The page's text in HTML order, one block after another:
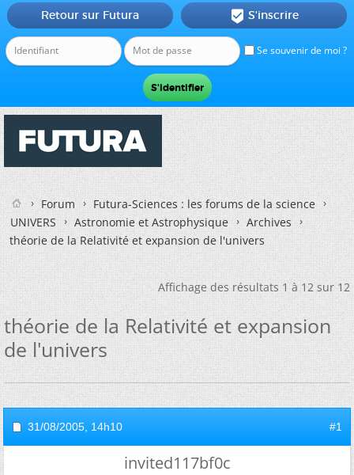
Se souvenir de moi ?
Retour sur Futura  S'inscrire
Forum
Futura-Sciences : les forums de la science
UNIVERS
Astronomie et Astrophysique
Archives
théorie de la Relativité et expansion de l'univers
Affichage des résultats 1 à 12 sur 12
théorie de la Relativité et expansion
de l'univers
31/08/2005, 14h10 #1
invited117bf0c